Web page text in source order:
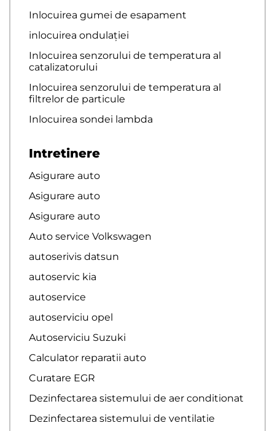
Inlocuirea gumei de esapament
inlocuirea ondulației
Inlocuirea senzorului de temperatura al
catalizatorului
Inlocuirea senzorului de temperatura al
filtrelor de particule
Inlocuirea sondei lambda
Intretinere
Asigurare auto
Asigurare auto
Asigurare auto
Auto service Volkswagen
autoserivis datsun
autoservic kia
autoservice
autoserviciu opel
Autoserviciu Suzuki
Calculator reparatii auto
Curatare EGR
Dezinfectarea sistemului de aer conditionat
Dezinfectarea sistemului de ventilatie